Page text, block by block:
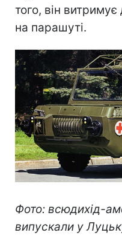
того, він
на парашуті.
Фото: всюдихід-
випускали у